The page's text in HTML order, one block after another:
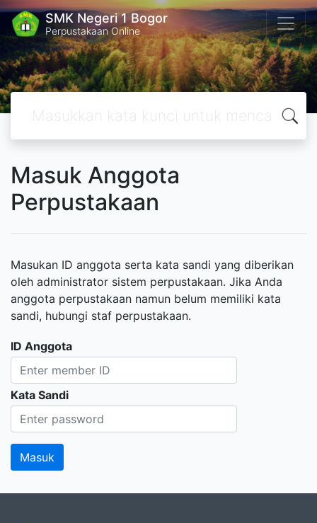
SMK Negeri 1 Bogor
Perpustakaan Online
Masuk Anggota
Perpustakaan
Masukan ID anggota serta kata sandi yang diberikan
oleh administrator sistem perpustakaan. Jika Anda
anggota perpustakaan namun belum memiliki kata
sandi, hubungi staf perpustakaan.
ID Anggota
Kata Sandi